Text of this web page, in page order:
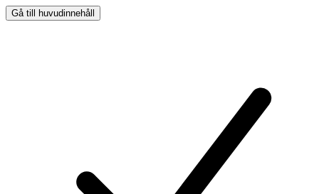
Gå till huvudinnehåll